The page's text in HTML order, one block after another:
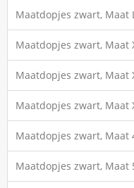
Maatdopjes zwart, Maat
Maatdopjes zwart, Maat
Maatdopjes zwart, Maat
Maatdopjes zwart, Maat
Maatdopjes zwart, Maat
Maatdopjes zwart, Maat